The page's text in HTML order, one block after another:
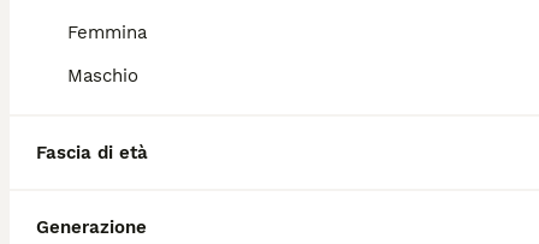
Femmina
Maschio
Fascia di età
Generazione
reputazione dell'allevatore e la posizione.
di prendere un cucciolo di
cane lupo cecoslovacco?